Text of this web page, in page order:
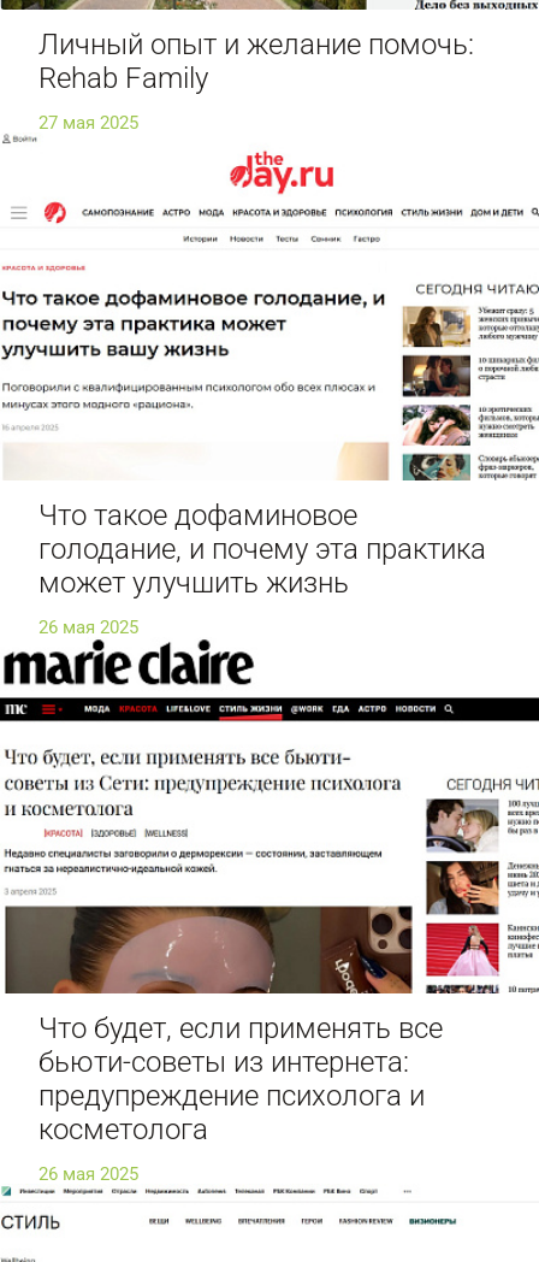
Личный опыт и желание помочь:
Rehab Family
27 мая 2025
Что такое дофаминовое
голодание, и почему эта практика
может улучшить жизнь
26 мая 2025
Что будет, если применять все
бьюти-советы из интернета:
предупреждение психолога и
косметолога
26 мая 2025